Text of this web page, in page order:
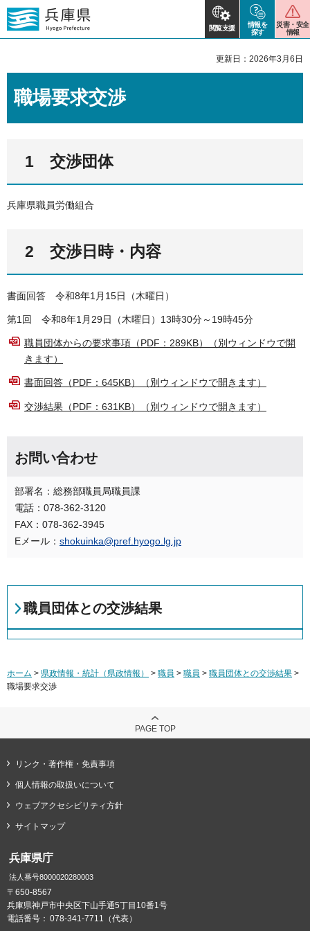
閲覧支援
情報を
探す
災害・安全
情報
更新日：2026年3月6日
職場要求交渉
1 交渉団体
兵庫県職員労働組合
2 交渉日時・内容
書面回答 令和8年1月15日（木曜日）
第1回 令和8年1月29日（木曜日）13時30分～19時45分
職員団体からの要求事項（PDF：289KB）（別ウィンドウで開
きます）
書面回答（PDF：645KB）（別ウィンドウで開きます）
交渉結果（PDF：631KB）（別ウィンドウで開きます）
お問い合わせ
部署名：総務部職員局職員課
電話：078-362-3120
FAX：078-362-3945
Eメール： shokuinka@pref.hyogo.lg.jp
職員団体との交渉結果
ホーム > 県政情報・統計（県政情報） > 職員 > 職員 > 職員団体との交渉結果 >
職場要求交渉
PAGE TOP
リンク・著作権・免責事項
個人情報の取扱いについて
ウェブアクセシビリティ方針
サイトマップ
兵庫県庁
法人番号8000020280003
〒650-8567
兵庫県神戸市中央区下山手通5丁目10番1号
電話番号： 078-341-7711（代表）